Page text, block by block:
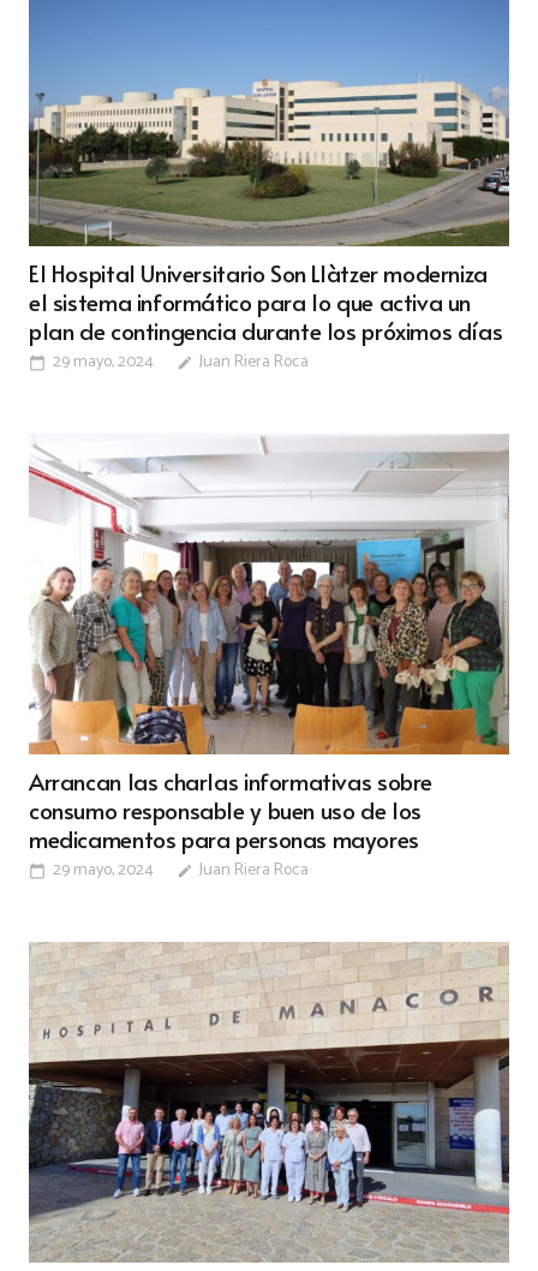
El Hospital Universitario Son Llàtzer moderniza
el sistema informático para lo que activa un
plan de contingencia durante los próximos días
calendar_today 29 mayo, 2024 edit Juan Riera Roca
Arrancan las charlas informativas sobre
consumo responsable y buen uso de los
medicamentos para personas mayores
calendar_today 29 mayo, 2024 edit Juan Riera Roca